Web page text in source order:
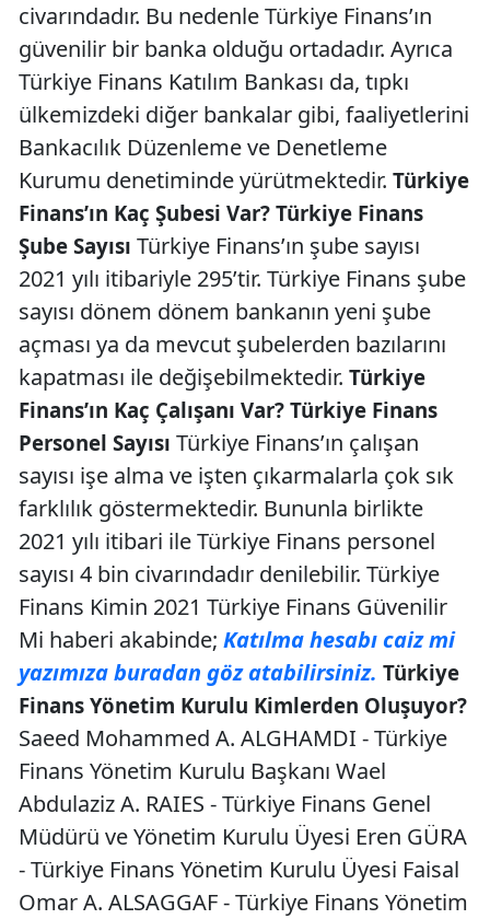
civarındadır. Bu nedenle Türkiye Finans’ın
güvenilir bir banka olduğu ortadadır. Ayrıca
Türkiye Finans Katılım Bankası da, tıpkı
ülkemizdeki diğer bankalar gibi, faaliyetlerini
Bankacılık Düzenleme ve Denetleme
Kurumu denetiminde yürütmektedir. Türkiye
Finans’ın Kaç Şubesi Var? Türkiye Finans
Şube Sayısı Türkiye Finans’ın şube sayısı
2021 yılı itibariyle 295’tir. Türkiye Finans şube
sayısı dönem dönem bankanın yeni şube
açması ya da mevcut şubelerden bazılarını
kapatması ile değişebilmektedir. Türkiye
Finans’ın Kaç Çalışanı Var? Türkiye Finans
Personel Sayısı Türkiye Finans’ın çalışan
sayısı işe alma ve işten çıkarmalarla çok sık
farklılık göstermektedir. Bununla birlikte
2021 yılı itibari ile Türkiye Finans personel
sayısı 4 bin civarındadır denilebilir. Türkiye
Finans Kimin 2021 Türkiye Finans Güvenilir
Mi haberi akabinde; Katılma hesabı caiz mi
yazımıza buradan göz atabilirsiniz. Türkiye
Finans Yönetim Kurulu Kimlerden Oluşuyor?
Saeed Mohammed A. ALGHAMDI - Türkiye
Finans Yönetim Kurulu Başkanı Wael
Abdulaziz A. RAIES - Türkiye Finans Genel
Müdür​ü ve Yönetim Kurulu Üyesi Eren GÜRA
- Türkiye Finans Yönetim Kurulu Üyesi Faisal
Omar A. ALSAGGAF - Türkiye Finans Yönetim